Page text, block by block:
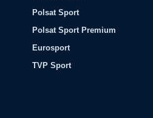
Polsat Sport
Polsat Sport Premium
Eurosport
TVP Sport